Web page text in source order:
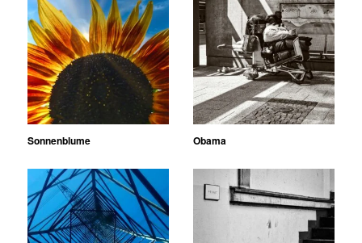
Sonnenblume Obama